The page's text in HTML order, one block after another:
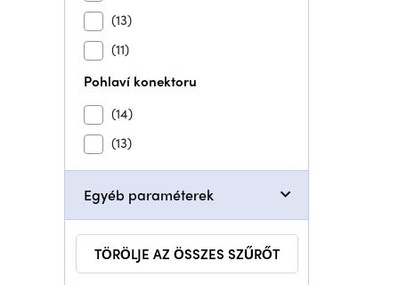
(13)
(11)
Pohlaví konektoru
(14)
(13)
Egyéb paraméterek
TÖRÖLJE AZ ÖSSZES SZŰRŐT